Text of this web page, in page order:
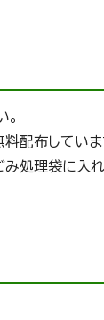
料配布していま
み処理袋に入